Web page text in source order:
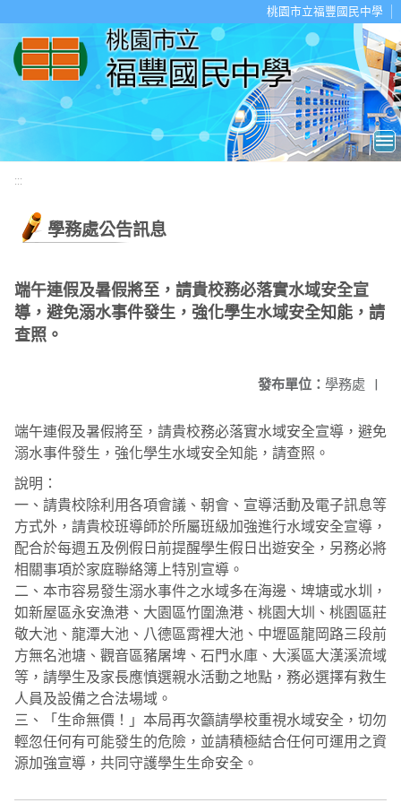
桃園市立福豐國民中學
:::
學務處公告訊息
端午連假及暑假將至，請貴校務必落實水域安全宣
導，避免溺水事件發生，強化學生水域安全知能，請
查照。
發布單位： 學務處 |
端午連假及暑假將至，請貴校務必落實水域安全宣導，避免
溺水事件發生，強化學生水域安全知能，請查照。
說明：
一、請貴校除利用各項會議、朝會、宣導活動及電子訊息等
方式外，請貴校班導師於所屬班級加強進行水域安全宣導，
配合於每週五及例假日前提醒學生假日出遊安全，另務必將
相關事項於家庭聯絡簿上特別宣導。
二、本市容易發生溺水事件之水域多在海邊、埤塘或水圳，
如新屋區永安漁港、大園區竹圍漁港、桃園大圳、桃園區莊
敬大池、龍潭大池、八德區霄裡大池、中壢區龍岡路三段前
方無名池塘、觀音區豬屠埤、石門水庫、大溪區大漢溪流域
等，請學生及家長應慎選親水活動之地點，務必選擇有救生
人員及設備之合法場域。
三、「生命無價！」本局再次籲請學校重視水域安全，切勿
輕忽任何有可能發生的危險，並請積極結合任何可運用之資
源加強宣導，共同守護學生生命安全。